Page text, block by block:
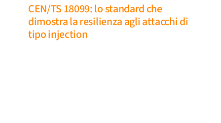
CEN/TS 18099: lo standard che
dimostra la resilienza agli attacchi di
tipo injection